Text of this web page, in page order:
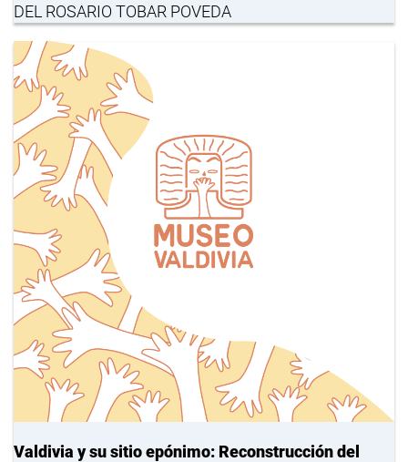
DEL ROSARIO TOBAR POVEDA
Valdivia y su sitio epónimo: Reconstrucción del